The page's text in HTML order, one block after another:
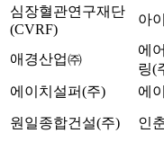
심장혈관연구재단
(CVRF)
아
애경산업㈜
에
링(
에이치설퍼(주)
에
원일종합건설(주) 인